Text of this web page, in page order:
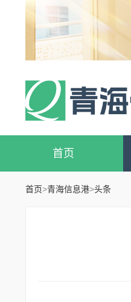
首页
首页>青海信息港>头条